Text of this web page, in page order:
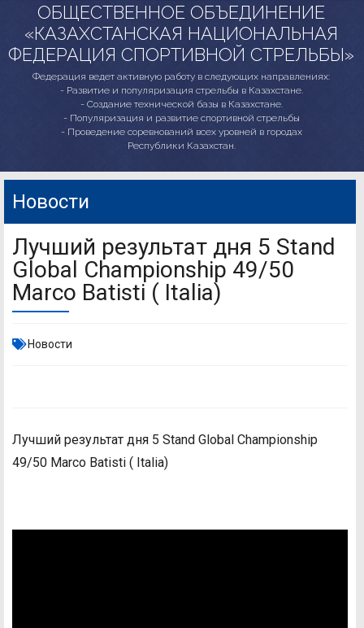
ОБЩЕСТВЕННОЕ ОБЪЕДИНЕНИЕ
«КАЗАХСТАНСКАЯ НАЦИОНАЛЬНАЯ
ФЕДЕРАЦИЯ СПОРТИВНОЙ СТРЕЛЬБЫ»
Федерация ведет активную работу в следующих направлениях:
- Развитие и популяризация стрельбы в Казахстане.
- Создание технической базы в Казахстане.
- Популяризация и развитие спортивной стрельбы
- Проведение соревнований всех уровней в городах
Республики Казахстан.
Новости
Лучший результат дня 5 Stand
Global Championship 49/50
Marco Batisti ( Italia)
Новости
Лучший результат дня 5 Stand Global Championship
49/50 Marco Batisti ( Italia)